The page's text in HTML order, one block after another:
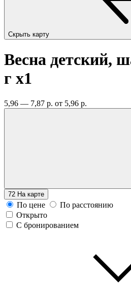
Скрыть карту
Весна детский,
г x1
5,96 — 7,87 р. от 5,96 р.
72 На карте
По цене
По расстоянию
Открыто
С бронированием